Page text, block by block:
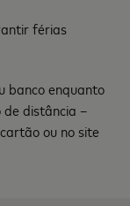
férias
banco enquanto
distância –
ou no site